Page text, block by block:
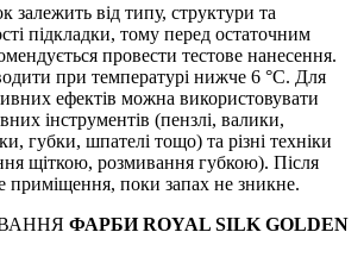
залежить від типу, структури та
підкладки, тому перед остаточним
провести тестове нанесення.
при температурі нижче 6 °С. Для
ефектів можна використовувати
інструментів (пензлі, валики,
губки, шпателі тощо) та різні техніки
щіткою, розмивання губкою). Після
приміщення, поки запах не зникне.
ФАРБИ ROYAL SILK GOLDEN